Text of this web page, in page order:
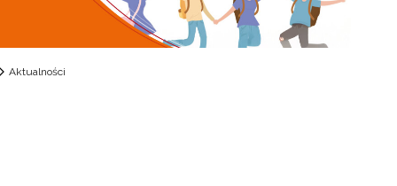
Aktualności